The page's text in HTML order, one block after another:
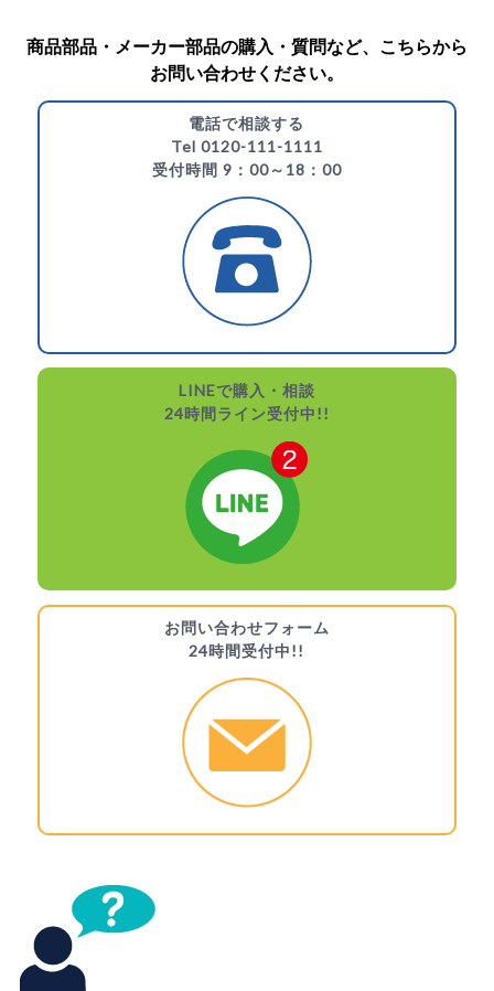
商品部品・メーカー部品の購入・質問など、こちらから
お問い合わせください。
電話で相談する
Tel 0120-111-1111
受付時間 9：00～18：00
LINEで購入・相談
24時間ライン受付中!!
お問い合わせフォーム
24時間受付中!!